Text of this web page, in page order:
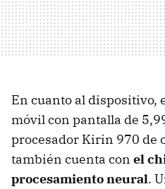
En cuanto al dispositivo,
móvil con pantalla de
procesador Kirin 970 de
también cuenta con el
procesamiento neural.